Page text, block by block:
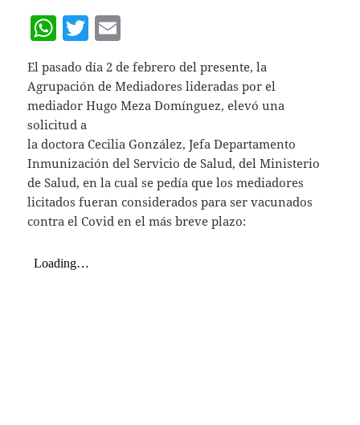
W
h
at
s
A
p
p
T
w
itt
er
m
ai
l
El pasado día 2 de febrero del presente, la
Agrupación de Mediadores lideradas por el
mediador Hugo Meza Domínguez, elevó una
solicitud a
la doctora Cecilia González, Jefa Departamento
Inmunización del Servicio de Salud, del Ministerio
de Salud, en la cual se pedía que los mediadores
licitados fueran considerados para ser vacunados
contra el Covid en el más breve plazo: